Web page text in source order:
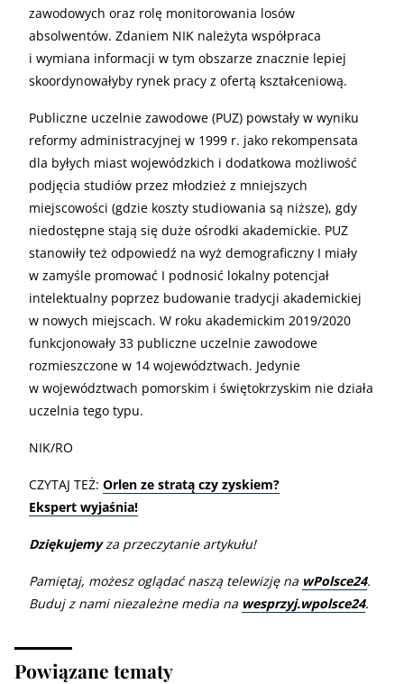
zawodowych oraz rolę monitorowania losów
absolwentów. Zdaniem NIK należyta współpraca
i wymiana informacji w tym obszarze znacznie lepiej
skoordynowałyby rynek pracy z ofertą kształceniową.
Publiczne uczelnie zawodowe (PUZ) powstały w wyniku
reformy administracyjnej w 1999 r. jako rekompensata
dla byłych miast wojewódzkich i dodatkowa możliwość
podjęcia studiów przez młodzież z mniejszych
miejscowości (gdzie koszty studiowania są niższe), gdy
niedostępne stają się duże ośrodki akademickie. PUZ
stanowiły też odpowiedź na wyż demograficzny I miały
w zamyśle promować I podnosić lokalny potencjał
intelektualny poprzez budowanie tradycji akademickiej
w nowych miejscach. W roku akademickim 2019/2020
funkcjonowały 33 publiczne uczelnie zawodowe
rozmieszczone w 14 województwach. Jedynie
w województwach pomorskim i świętokrzyskim nie działa
uczelnia tego typu.
NIK/RO
CZYTAJ TEŻ: Orlen ze stratą czy zyskiem?
Ekspert wyjaśnia!
Dziękujemyza przeczytanie artykułu!
Pamiętaj, możesz oglądać naszą telewizję na wPolsce24.
Buduj z nami niezależne media na wesprzyj.wpolsce24.
Powiązane tematy